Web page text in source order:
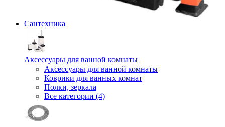
Сантехника
Аксессуары для ванной комнаты
Аксессуары для ванной комнаты
Коврики для ванных комнат
Полки, зеркала
Все категории (4)